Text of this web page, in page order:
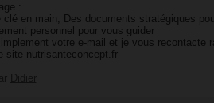
:
clé en main, Des documents stratégiques
personnel pour vous guider
votre e-mail et je vous recontacte
site nutrisanteconcept.fr